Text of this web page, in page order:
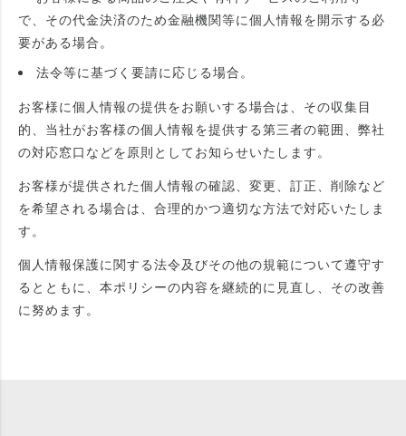
で、その代金決済のため金融機関等に個人情報を開示する必
要がある場合。
法令等に基づく要請に応じる場合。
お客様に個人情報の提供をお願いする場合は、その収集目
的、当社がお客様の個人情報を提供する第三者の範囲、弊社
の対応窓口などを原則としてお知らせいたします。
お客様が提供された個人情報の確認、変更、訂正、削除など
を希望される場合は、合理的かつ適切な方法で対応いたしま
す。
個人情報保護に関する法令及びその他の規範について遵守す
るとともに、本ポリシーの内容を継続的に見直し、その改善
に努めます。